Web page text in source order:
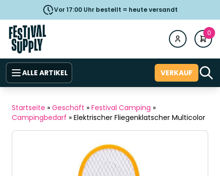
Vor 17:00 Uhr bestellt = heute versandt
0
ALLE ARTIKEL VERKAUF
Startseite » Geschäft » Festival Camping »
Campingbedarf » Elektrischer Fliegenklatscher Multicolor